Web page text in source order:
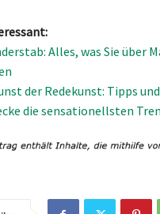
Alles, was Sie über
der Redekunst: Tipps
die sensationellsten